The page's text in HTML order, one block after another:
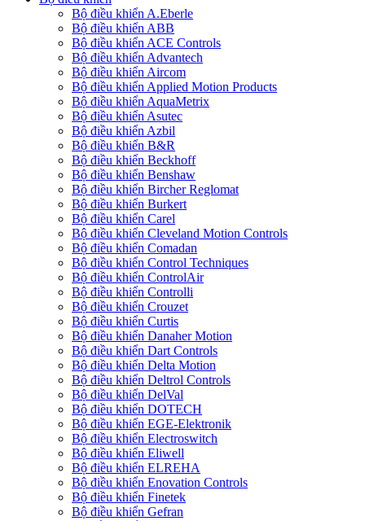
Bộ điều khiển A.Eberle
Bộ điều khiển ABB
Bộ điều khiển ACE Controls
Bộ điều khiển Advantech
Bộ điều khiển Aircom
Bộ điều khiển Applied Motion Products
Bộ điều khiển AquaMetrix
Bộ điều khiển Asutec
Bộ điều khiển Azbil
Bộ điều khiển B&R
Bộ điều khiển Beckhoff
Bộ điều khiển Benshaw
Bộ điều khiển Bircher Reglomat
Bộ điều khiển Burkert
Bộ điều khiển Carel
Bộ điều khiển Cleveland Motion Controls
Bộ điều khiển Comadan
Bộ điều khiển Control Techniques
Bộ điều khiển ControlAir
Bộ điều khiển Controlli
Bộ điều khiển Crouzet
Bộ điều khiển Curtis
Bộ điều khiển Danaher Motion
Bộ điều khiển Dart Controls
Bộ điều khiển Delta Motion
Bộ điều khiển Deltrol Controls
Bộ điều khiển DelVal
Bộ điều khiển DOTECH
Bộ điều khiển EGE-Elektronik
Bộ điều khiển Electroswitch
Bộ điều khiển Eliwell
Bộ điều khiển ELREHA
Bộ điều khiển Enovation Controls
Bộ điều khiển Finetek
Bộ điều khiển Gefran